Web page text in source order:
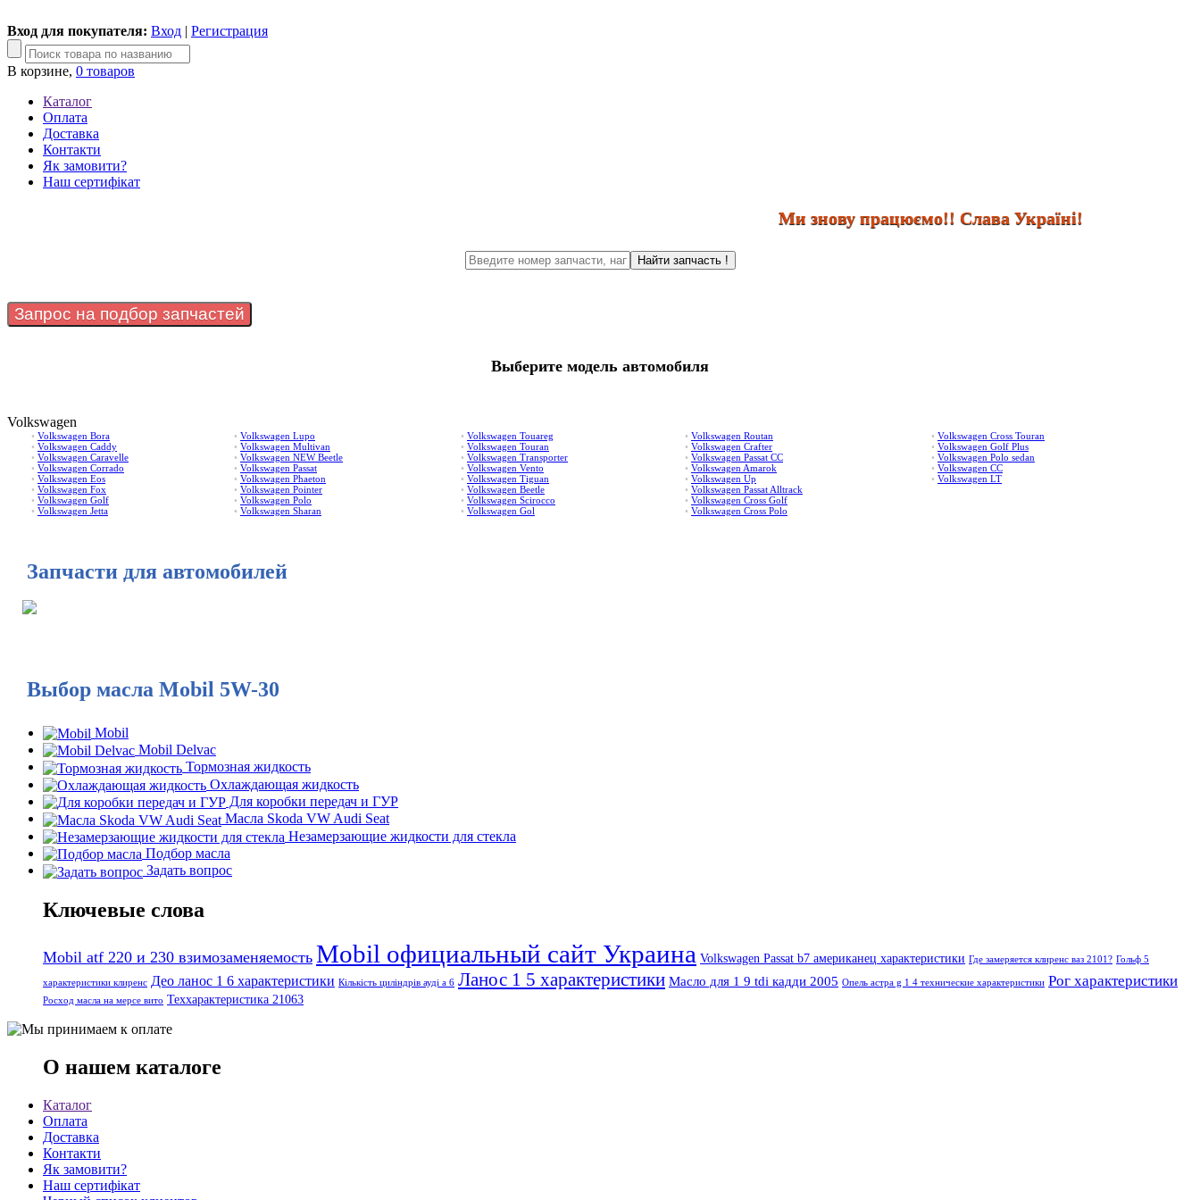
Вход для покупателя: Вход | Регистрация
В корзине, 0 товаров
Каталог
Оплата
Доставка
Контакти
Як замовити?
Наш сертифікат
Ми знову працюємо!! Слава Україні!
Найти запчасть !
Запрос на подбор запчастей
Выберите модель автомобиля
Volkswagen
• Volkswagen Bora
• Volkswagen Caddy
• Volkswagen Caravelle
• Volkswagen Corrado
• Volkswagen Eos
• Volkswagen Fox
• Volkswagen Golf
• Volkswagen Jetta
• Volkswagen Lupo
• Volkswagen Multivan
• Volkswagen NEW Beetle
• Volkswagen Passat
• Volkswagen Phaeton
• Volkswagen Pointer
• Volkswagen Polo
• Volkswagen Sharan
• Volkswagen Touareg
• Volkswagen Touran
• Volkswagen Transporter
• Volkswagen Vento
• Volkswagen Tiguan
• Volkswagen Beetle
• Volkswagen Scirocco
• Volkswagen Gol
• Volkswagen Routan
• Volkswagen Crafter
• Volkswagen Passat CC
• Volkswagen Amarok
• Volkswagen Up
• Volkswagen Passat Alltrack
• Volkswagen Cross Golf
• Volkswagen Cross Polo
• Volkswagen Cross Touran
• Volkswagen Golf Plus
• Volkswagen Polo sedan
• Volkswagen CC
• Volkswagen LT
Запчасти для автомобилей
Выбор масла Mobil 5W-30
Mobil
Mobil Delvac
Тормозная жидкость
Охлаждающая жидкость
Для коробки передач и ГУР
Масла Skoda VW Audi Seat
Незамерзающие жидкости для стекла
Подбор масла
Задать вопрос
Ключевые слова
Mobil atf 220 и 230 взимозаменяемость Mobil официальный сайт Украина Volkswagen Passat b7 американец характеристики Где замеряется клиренс ваз 2101? Гольф 5
характеристики клиренс Део ланос 1 6 характеристики Кількість циліндрів ауді а 6 Ланос 1 5 характеристики Масло для 1 9 tdi кадди 2005 Опель астра g 1 4 технические характеристики Рог характеристики
Росход масла на мерсе вито Теххарактеристика 21063
О нашем каталоге
Каталог
Оплата
Доставка
Контакти
Як замовити?
Наш сертифікат